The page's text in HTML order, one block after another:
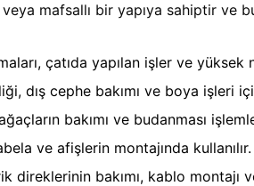
mafsallı bir yapıya sahiptir ve
çatıda yapılan işler ve
dış cephe bakımı ve boya işleri
bakımı ve budanması
ve afişlerin montajında kullanılır.
direklerinin bakımı, kablo montajı